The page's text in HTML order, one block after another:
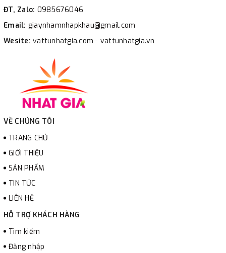
ĐT, Zalo: 0985676046
Email: giaynhamnhapkhau@gmail.com
Wesite: vattunhatgia.com - vattunhatgia.vn
VỀ CHÚNG TÔI
TRANG CHỦ
GIỚI THIỆU
SẢN PHẨM
TIN TỨC
LIÊN HỆ
HỖ TRỢ KHÁCH HÀNG
Tìm kiếm
Đăng nhập